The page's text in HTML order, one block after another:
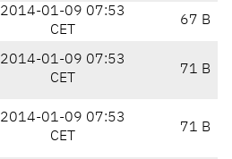
2014-01-09 07:53
CET
67 B
2014-01-09 07:53
CET
71 B
2014-01-09 07:53
CET
71 B